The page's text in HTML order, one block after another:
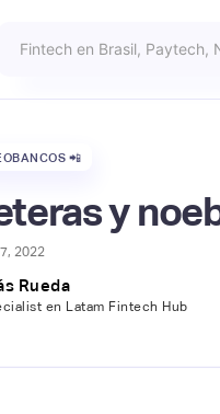
📲
y
2022
Rueda
en Latam Fintech Hub